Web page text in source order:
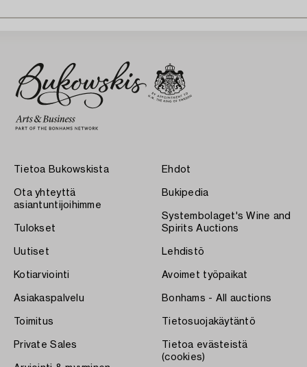
Tietoa Bukowskista
Ota yhteyttä
asiantuntijoihimme
Tulokset
Uutiset
Kotiarviointi
Asiakaspalvelu
Toimitus
Private Sales
Ehdot
Bukipedia
Systembolaget's Wine and
Spirits Auctions
Lehdistö
Avoimet työpaikat
Bonhams - All auctions
Tietosuojakäytäntö
Tietoa evästeistä
(cookies)